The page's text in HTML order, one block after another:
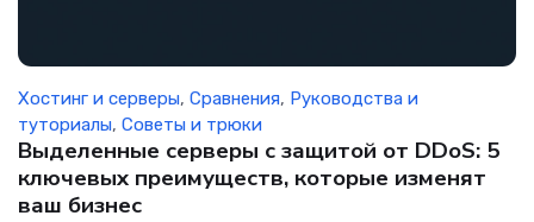
Хостинг и серверы, Сравнения, Руководства и
туториалы, Советы и трюки
Выделенные серверы с защитой от DDoS: 5
ключевых преимуществ, которые изменят
ваш бизнес